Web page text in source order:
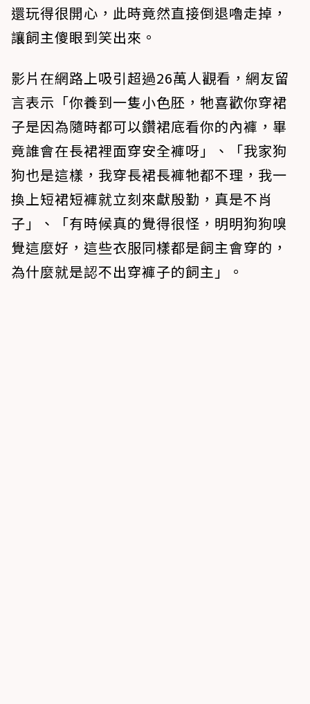
還玩得很開心，此時竟然直接倒退嚕走掉，
讓飼主傻眼到笑出來。
影片在網路上吸引超過26萬人觀看，網友留
言表示「你養到一隻小色胚，牠喜歡你穿裙
子是因為隨時都可以鑽裙底看你的內褲，畢
竟誰會在長裙裡面穿安全褲呀」、「我家狗
狗也是這樣，我穿長裙長褲牠都不理，我一
換上短裙短褲就立刻來獻殷勤，真是不肖
子」、「有時候真的覺得很怪，明明狗狗嗅
覺這麼好，這些衣服同樣都是飼主會穿的，
為什麼就是認不出穿褲子的飼主」。